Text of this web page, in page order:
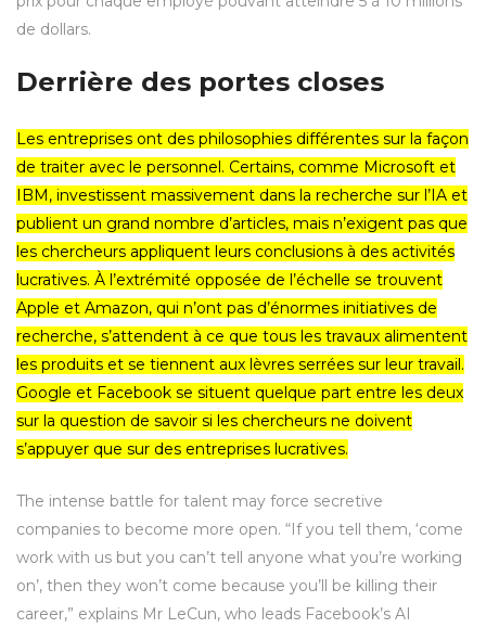
de dollars.
Derrière des portes closes
Les entreprises ont des philosophies différentes sur la façon
de traiter avec le personnel. Certains, comme Microsoft et
IBM, investissent massivement dans la recherche sur l’IA et
publient un grand nombre d’articles, mais n’exigent pas que
les chercheurs appliquent leurs conclusions à des activités
lucratives. À l’extrémité opposée de l’échelle se trouvent
Apple et Amazon, qui n’ont pas d’énormes initiatives de
recherche, s’attendent à ce que tous les travaux alimentent
les produits et se tiennent aux lèvres serrées sur leur travail.
Google et Facebook se situent quelque part entre les deux
sur la question de savoir si les chercheurs ne doivent
s’appuyer que sur des entreprises lucratives.
The intense battle for talent may force secretive
companies to become more open. “If you tell them, ‘come
work with us but you can’t tell anyone what you’re working
on’, then they won’t come because you’ll be killing their
career,” explains Mr LeCun, who leads Facebook’s AI